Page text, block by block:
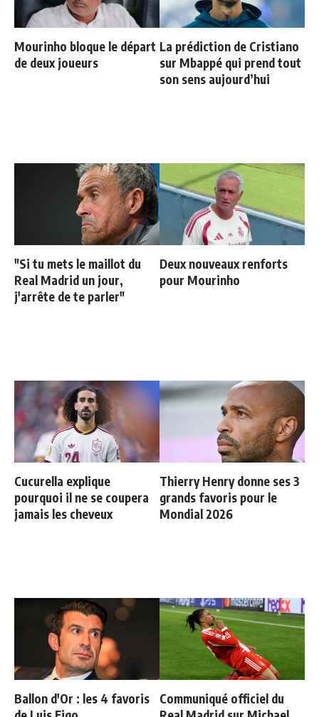
Mourinho bloque le départ
de deux joueurs
La prédiction de Cristiano
sur Mbappé qui prend tout
son sens aujourd’hui
"Si tu mets le maillot du
Real Madrid un jour,
j'arrête de te parler"
Deux nouveaux renforts
pour Mourinho
Cucurella explique
pourquoi il ne se coupera
jamais les cheveux
Thierry Henry donne ses 3
grands favoris pour le
Mondial 2026
Ballon d'Or : les 4 favoris
Communiqué officiel du